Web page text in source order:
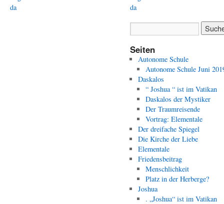
da
da
Seiten
Autonome Schule
Autonome Schule Juni
Daskalos
“ Joshua “ ist im Vatikan
Daskalos der Mystiker
Der Traumreisende
Vortrag: Elementale
Der dreifache Spiegel
Die Kirche der Liebe
Elementale
Friedensbeitrag
Menschlichkeit
Platz in der Herberge?
Joshua
. „Joshua“ ist im Vatikan